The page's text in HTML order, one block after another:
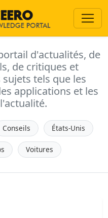
d'actualités, de
de critiques et
tels que les
applications et les
Conseils États-Unis
Voitures